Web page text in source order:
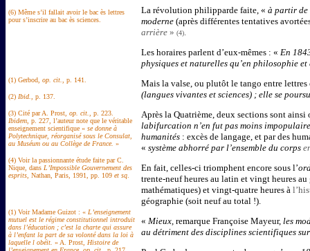
(6) Même s’il fallait avoir le bac ès lettres
pour s’inscrire au bac ès sciences.
(1) Gerbod, op. cit. , p. 141.
(2) Ibid. , p. 137.
(3) Cité par A. Prost, op. cit.
, p. 223.
Ibidem , p. 227, l’auteur note que le véritable
enseignement scientifique « se donne à
Polytechnique, réorganisé sous le Consulat,
au Muséum ou au Collège de France. »
(4) Voir la passionnante étude faite par C.
Nique, dans L’Impossible Gouvernement des
esprits , Nathan, Paris, 1991, pp. 109 et sq
(1) Voir Madame Guizot : « L’enseignement
mutuel est le régime constitutionnel introduit
dans l’éducation ; c’est la charte qui assure
à l’enfant la part de sa volonté dans la loi à
laquelle l obéit. » A. Prost, Histoire de
La révolution philipparde faite, « à partir de
moderne (après différentes tentatives
arrière » (4).
Les horaires parlent d’eux-mêmes : « En
physiques et naturelles qu’en philosophie
Mais la valse, ou plutôt le tango entre
(langues vivantes et sciences) ; elle se
Après la Quatrième, deux sections sont
labifurcation n’en fut pas moins
humanités : excès de langage, et par des
« système abhorré par l’ensemble du corps
En fait, celles-ci triomphent encore sous l’
trente-neuf heures au latin et vingt heures
mathématiques) et vingt-quatre heures à
géographie (soit neuf au total !).
« Mieux, remarque Françoise Mayeur, les
au détriment des disciplines scientifiques